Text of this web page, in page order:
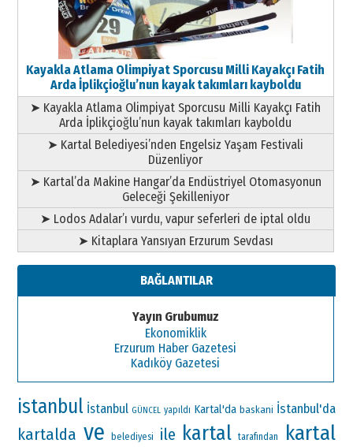
Kayakla Atlama Olimpiyat Sporcusu Milli Kayakçı Fatih
Arda İplikçioğlu’nun kayak takımları kayboldu
➤ Kayakla Atlama Olimpiyat Sporcusu Milli Kayakçı Fatih
Arda İplikçioğlu’nun kayak takımları kayboldu
➤ Kartal Belediyesi’nden Engelsiz Yaşam Festivali
Düzenliyor
➤ Kartal’da Makine Hangar’da Endüstriyel Otomasyonun
Geleceği Şekilleniyor
➤ Lodos Adalar’ı vurdu, vapur seferleri de iptal oldu
➤ Kitaplara Yansıyan Erzurum Sevdası
BAĞLANTILAR
Yayın Grubumuz
Ekonomiklik
Erzurum Haber Gazetesi
Kadıköy Gazetesi
istanbul İstanbul GÜNCEL yapıldı Kartal'da baskani İstanbul'da
kartalda ve belediyesi ile kartal tarafından
kartal